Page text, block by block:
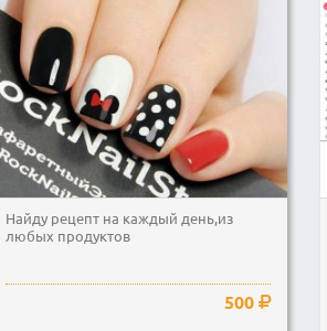
Найду рецепт на каждый день,из
любых продуктов
500